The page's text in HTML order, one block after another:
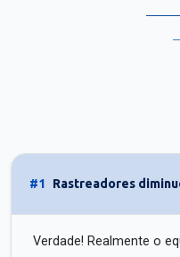
#1 Rastreadores
Verdade! Realmente o